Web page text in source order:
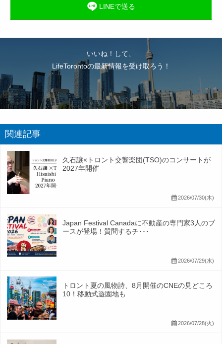
LINEで送る
いいね！して、
LifeTorontoの最新情報を受け取ろう！
関連記事
久石譲×トロント交響楽団(TSO)のコンサートが
2027年開催
2026/07/30(木)
Japan Festival Canadaに不動産の専門家3人のブ
ースが登場！質問するチ･･･
2026/07/29(水)
トロント夏の風物詩、8月開催のCNEの見どころ
10！移動式遊園地も
2026/07/28(火)